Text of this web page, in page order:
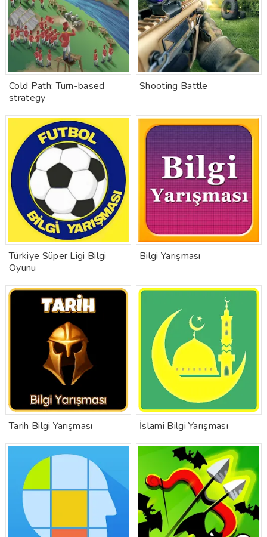
Cold Path: Turn-based
strategy
Shooting Battle
Türkiye Süper Ligi Bilgi
Oyunu
Bilgi Yarışması
Tarih Bilgi Yarışması İslami Bilgi Yarışması